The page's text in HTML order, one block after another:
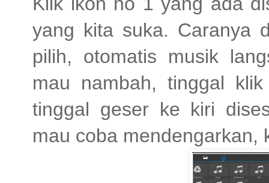
yang kita suka. Caranya
pilih, otomatis musik
mau nambah, tinggal
tinggal geser ke kiri
mau coba mendengarkan,